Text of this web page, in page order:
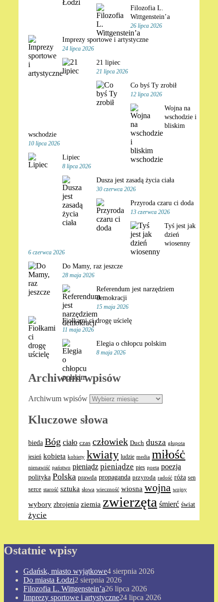
Filozofia L.
Wittgenstein’a
26 lipca 2026
Imprezy sportowe i artystyczne
24 lipca 2026
21 lipiec
21 lipca 2026
Co byś Ty zrobił
12 lipca 2026
Wojna na
wschodzie i
bliskim
wschodzie
10 lipca 2026
Lipiec
8 lipca 2026
Dusza jest zasadą życia ciała
30 czerwca 2026
Przyroda czaru ci doda
13 czerwca 2026
Tyś jest jak
dzień
wiosenny
6 czerwca 2026
Do Mamy, raz jeszcze
28 maja 2026
Referendum jest narzędziem
demokracji
15 maja 2026
Fiołkami ci drogę uścielę
11 maja 2026
Elegia o chłopcu polskim
8 maja 2026
Archiwum wpisów
Archiwum wpisów
Kluczowe słowa
bieda Bóg ciało czas człowiek Duch dusza głupota
jesień kobieta kobiety kwiaty ludzie media miłośċ
nienawiść państwo pieniądz pieniądze pies poeta poezja
polityka Polska prawda propaganda przyroda radość róża sen
serce starość sztuka słowa wieczność wiosna wojna wojny
wybory zbrojenia ziemia zwierzęta śmierć świat
życie
Ostatnie wpisy
Gdańsk, miasto wyjątkowe4 sierpnia 2026
Do miasta Łodzi2 sierpnia 2026
Filozofia L. Wittgenstein’a26 lipca 2026
Imprezy sportowe i artystyczne24 lipca 2026